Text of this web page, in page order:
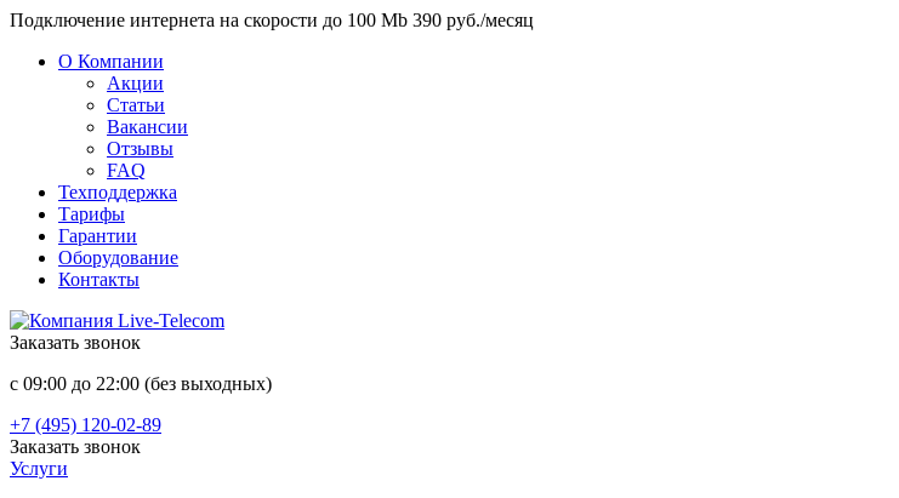
Подключение интернета на скорости до 100 Mb 390 руб./месяц
О Компании
Акции
Статьи
Вакансии
Отзывы
FAQ
Техподдержка
Тарифы
Гарантии
Оборудование
Контакты
Заказать звонок
с 09:00 до 22:00 (без выходных)
+7 (495) 120-02-89
Заказать звонок
Услуги